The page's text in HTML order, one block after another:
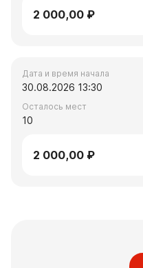
2 000,00 ₽
Дата и время начала
30.08.2026 13:30
Осталось мест
10
2 000,00 ₽